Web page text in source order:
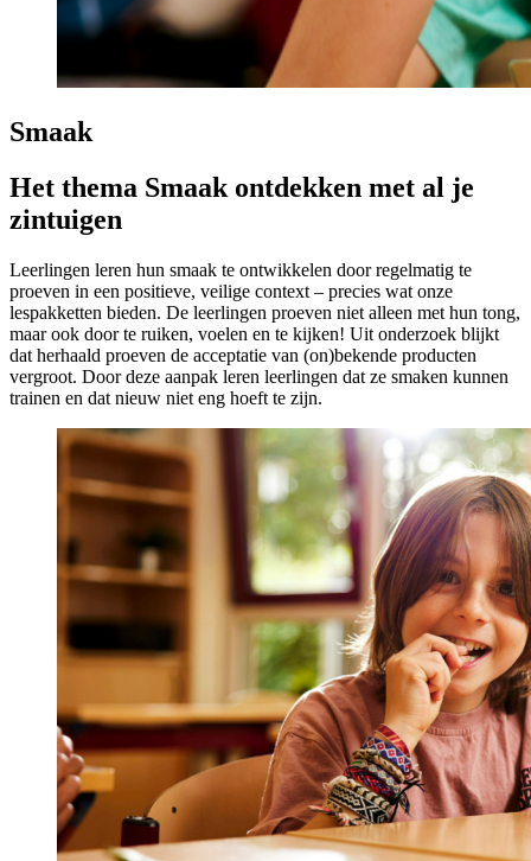
Smaak
Het thema Smaak ontdekken met al je
zintuigen
Leerlingen leren hun smaak te ontwikkelen door regelmatig te
proeven in een positieve, veilige context – precies wat onze
lespakketten bieden. De leerlingen proeven niet alleen met hun tong,
maar ook door te ruiken, voelen en te kijken! Uit onderzoek blijkt
dat herhaald proeven de acceptatie van (on)bekende producten
vergroot. Door deze aanpak leren leerlingen dat ze smaken kunnen
trainen en dat nieuw niet eng hoeft te zijn.